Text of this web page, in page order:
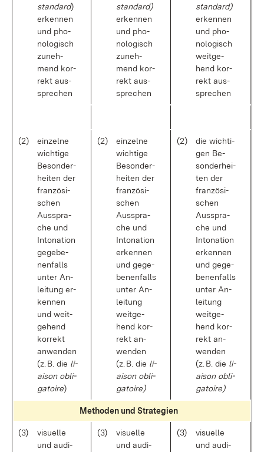
stan­dard)
er­ken­nen
und pho­
no­lo­gisch
zu­neh­
mend kor­
rekt aus­
spre­chen
stan­dard)
er­ken­nen
und pho­
no­lo­gisch
zu­neh­
mend kor­
rekt aus­
spre­chen
stan­dard)
er­ken­nen
und pho­
no­lo­gisch
weit­ge­
hend kor­
rekt aus­
spre­chen
(2)
ein­zel­ne
wich­ti­ge
Be­son­der­
hei­ten der
fran­zö­si­
schen
Aus­spra­
che und
In­to­na­ti­on
ge­ge­be­
nen­falls
un­ter An­
lei­tung er­
ken­nen
und weit­
ge­hend
kor­rekt
an­wen­den
(z. B. die li­
ai­son ob­li­
ga­toire)
(2)
ein­zel­ne
wich­ti­ge
Be­son­der­
hei­ten der
fran­zö­si­
schen
Aus­spra­
che und
In­to­na­ti­on
er­ken­nen
und ge­ge­
be­nen­falls
un­ter An­
lei­tung
weit­ge­
hend kor­
rekt an­
wen­den
(z. B. die li­
ai­son ob­li­
ga­toire)
(2)
die wich­ti­
gen Be­
son­der­hei­
ten der
fran­zö­si­
schen
Aus­spra­
che und
In­to­na­ti­on
er­ken­nen
und ge­ge­
be­nen­falls
un­ter An­
lei­tung
weit­ge­
hend kor­
rekt an­
wen­den
(z. B. die li­
ai­son ob­li­
ga­toire)
Me­tho­den und Stra­te­gi­en
(3)
vi­su­el­le
und au­di­
(3)
vi­su­el­le
und au­di­
(3)
vi­su­el­le
und au­di­